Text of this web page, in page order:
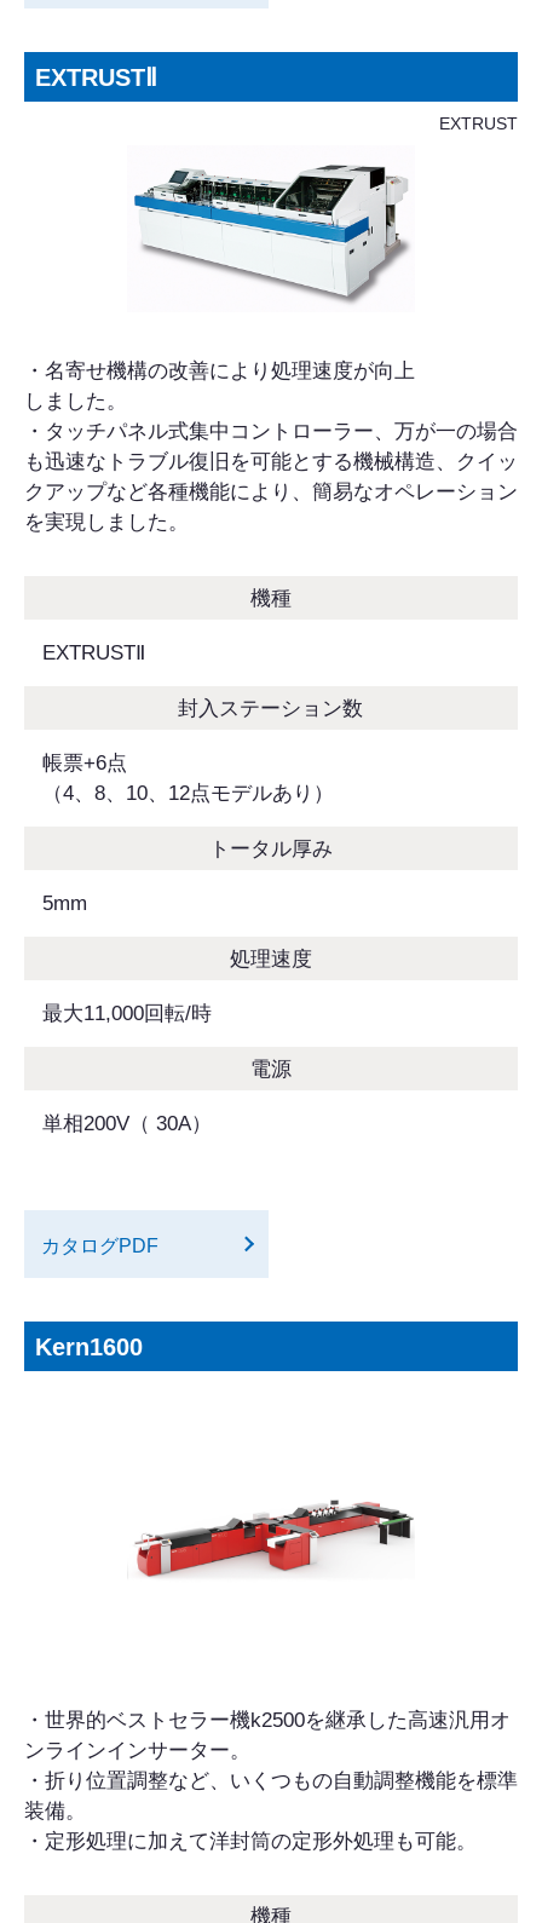
EXTRUSTⅡ
EXTRUST
・名寄せ機構の改善により処理速度が向上
しました。
・タッチパネル式集中コントローラー、万が一の場合
も迅速なトラブル復旧を可能とする機械構造、クイッ
クアップなど各種機能により、簡易なオペレーション
を実現しました。
機種
EXTRUSTⅡ
封入ステーション数
帳票+6点
（4、8、10、12点モデルあり）
トータル厚み
5mm
処理速度
最大11,000回転/時
電源
単相200V（ 30A）
カタログPDF
Kern1600
・世界的ベストセラー機k2500を継承した高速汎用オ
ンラインインサーター。
・折り位置調整など、いくつもの自動調整機能を標準
装備。
・定形処理に加えて洋封筒の定形外処理も可能。
機種